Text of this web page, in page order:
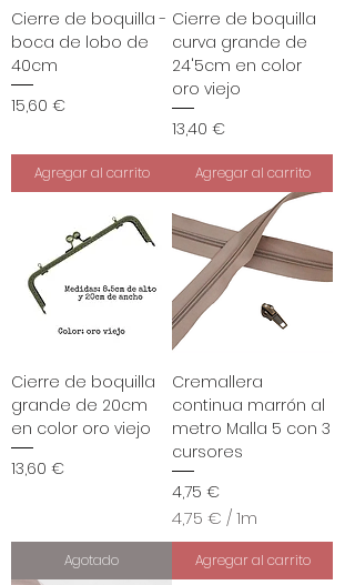
e
t
r
o
s
Cierre de boquilla -
boca de lobo de
40cm
Precio
15,60 €
Agregar al carrito
Cierre de boquilla
curva grande de
24'5cm en color
oro viejo
Precio
13,40 €
Agregar al carrito
Cierre de boquilla
grande de 20cm
en color oro viejo
Precio
13,60 €
Agotado
Cremallera
continua marrón al
metro Malla 5 con 3
cursores
Precio
4,75 €
4,75 € /1m
4
7
Agregar al carrito